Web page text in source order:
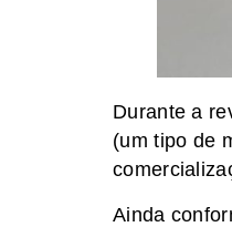
Durante a
(um tipo de
Ainda